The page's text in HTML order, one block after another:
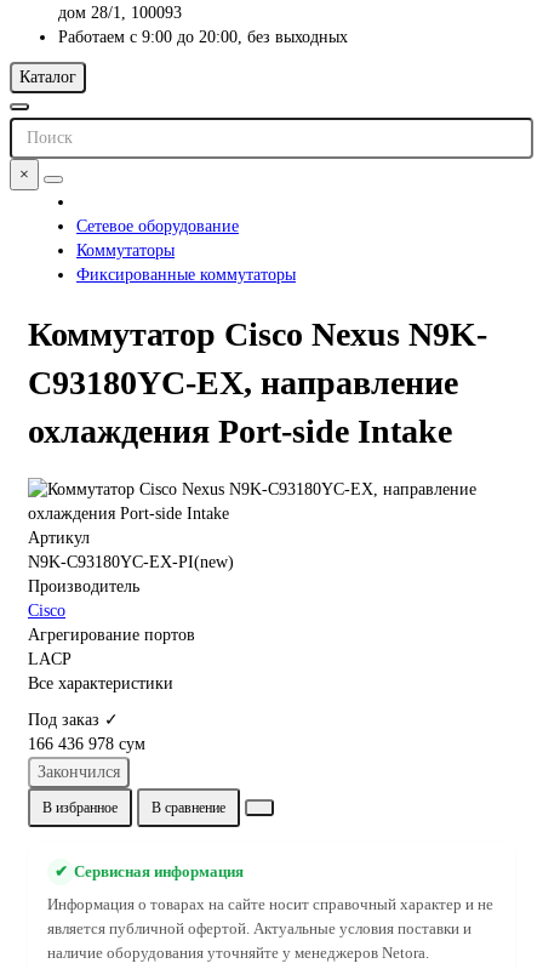
дом 28/1, 100093
Работаем с 9:00 до 20:00, без выходных
Каталог
×
Сетевое оборудование
Коммутаторы
Фиксированные коммутаторы
Коммутатор Cisco Nexus N9K-
C93180YC-EX, направление
охлаждения Port-side Intake
Артикул
N9K-C93180YC-EX-PI(new)
Производитель
Cisco
Агрегирование портов
LACP
Все характеристики
Под заказ ✓
166 436 978 сум
Закончился
В избранное В сравнение
✔ Сервисная информация
Информация о товарах на сайте носит справочный характер и не
является публичной офертой. Актуальные условия поставки и
наличие оборудования уточняйте у менеджеров Netora.